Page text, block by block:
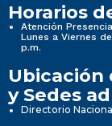
Horarios
Atención
Lunes a Viernes
p.m.
Ubicación
y Sedes
Directorio Nacional